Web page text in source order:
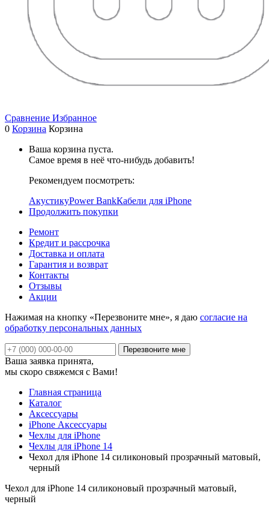
Сравнение Избранное
0 Корзина Корзина
Ваша корзина пуста.
Самое время в неё что-нибудь добавить!
Рекомендуем посмотреть:
АкустикуPower BankКабели для iPhone
Продолжить покупки
Ремонт
Кредит и рассрочка
Доставка и оплата
Гарантия и возврат
Контакты
Отзывы
Акции
Нажимая на кнопку «Перезвоните мне», я даю согласие на
обработку персональных данных
Ваша заявка принята,
мы скоро свяжемся с Вами!
Главная страница
Каталог
Аксессуары
iPhone Аксессуары
Чехлы для iPhone
Чехлы для iPhone 14
Чехол для iPhone 14 силиконовый прозрачный матовый,
черный
Чехол для iPhone 14 силиконовый прозрачный матовый,
черный